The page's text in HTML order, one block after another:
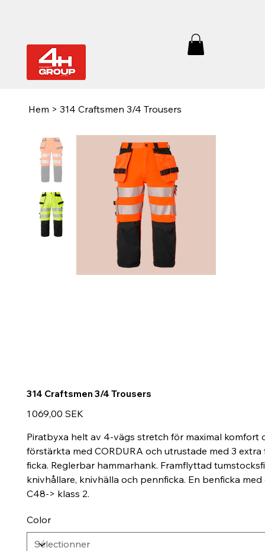
Hem > 314 Craftsmen 3/4 Trousers
314 Craftsmen 3/4 Trousers
Prix
1 069,00 SEK
Piratbyxa helt av 4-vägs stretch för maximal komfort
förstärkta med CORDURA och utrustade med 3
ficka. Reglerbar hammarhank. Framflyttad
knivhållare, knivhälla och pennficka. En benficka
C48-> klass 2.
Color